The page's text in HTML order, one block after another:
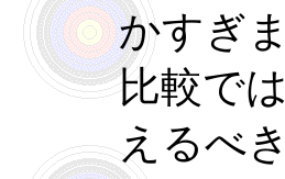
かすぎ
比較で
えるべ